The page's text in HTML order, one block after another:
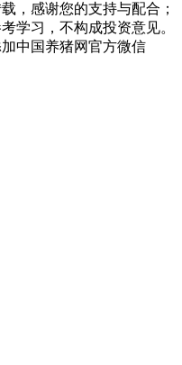
，感谢您的支持与配合；
学习，不构成投资意见。
中国养猪网官方微信